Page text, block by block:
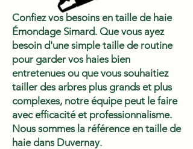
Confiez vos besoins en taille de haie
Émondage Simard. Que vous ayez
besoin d'une simple taille de routine
pour garder vos haies bien
entretenues ou que vous souhaitiez
tailler des arbres plus grands et plus
complexes, notre équipe peut le faire
avec efficacité et professionnalisme.
Nous sommes la référence en taille de
haie dans Duvernay.